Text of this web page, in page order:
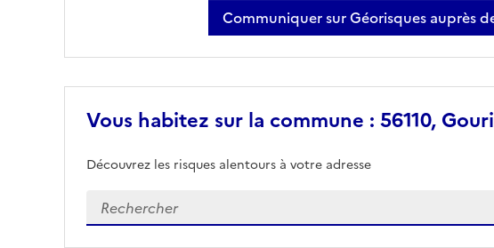
Communiquer sur Géorisques auprès
Vous habitez sur la commune : 56110,
Découvrez les risques alentours à votre adresse
Veuillez renseigner votre adresse exacte